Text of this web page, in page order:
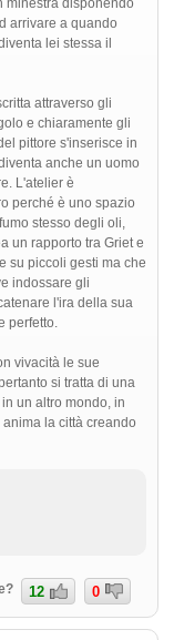
minestra disponendo
arrivare a quando
lei stessa il
attraverso gli
e chiaramente gli
pittore s'inserisce in
anche un uomo
L'atelier è
perché è uno spazio
stesso degli oli,
un rapporto tra Griet e
su piccoli gesti ma che
indossare gli
l'ira della sua
perfetto.
vivacità le sue
si tratta di una
un altro mondo, in
la città creando
12 0